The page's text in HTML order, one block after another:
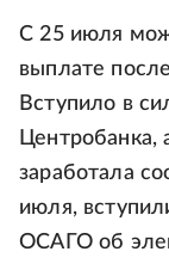
С 25 июля
выплате
Вступило в
Центробанка,
заработала
июля,
ОСАГО об